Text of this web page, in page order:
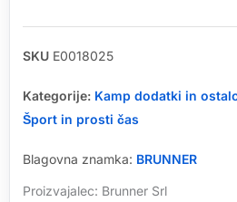
SKU E0018025
Kategorije: Kamp dodatki in
Šport in prosti čas
Blagovna znamka: BRUNNER
Proizvajalec: Brunner Srl